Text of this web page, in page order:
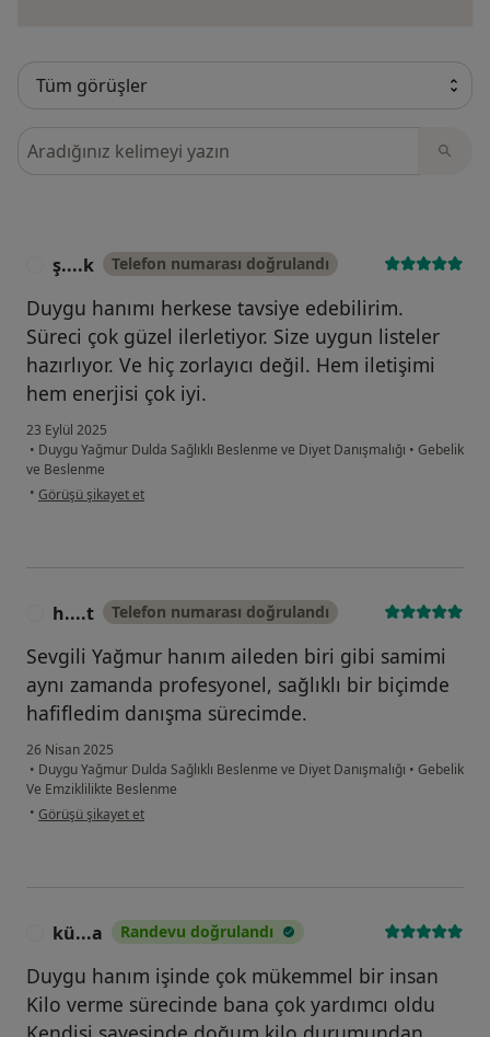
Görüşler içerisinde ara
ş....k Telefon numarası doğrulandı
Duygu hanımı herkese tavsiye edebilirim.
Süreci çok güzel ilerletiyor. Size uygun listeler
hazırlıyor. Ve hiç zorlayıcı değil. Hem iletişimi
hem enerjisi çok iyi.
23 Eylül 2025
• Duygu Yağmur Dulda Sağlıklı Beslenme ve Diyet Danışmalığı • Gebelik
ve Beslenme
• kullanıcının görüşüne göre ş....k
Görüşü şikayet et
h....t Telefon numarası doğrulandı
Sevgili Yağmur hanım aileden biri gibi samimi
aynı zamanda profesyonel, sağlıklı bir biçimde
hafifledim danışma sürecimde.
26 Nisan 2025
• Duygu Yağmur Dulda Sağlıklı Beslenme ve Diyet Danışmalığı • Gebelik
Ve Emziklilikte Beslenme
• kullanıcının görüşüne göre h....t
Görüşü şikayet et
kü...a Randevu doğrulandı
Duygu hanım işinde çok mükemmel bir insan
Kilo verme sürecinde bana çok yardımcı oldu